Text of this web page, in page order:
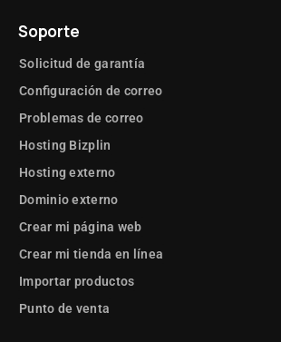
Soporte
Solicitud de garantía
Configuración de correo
Problemas de correo
Hosting Bizplin
Hosting externo
Dominio externo
Crear mi página web
Crear mi tienda en línea
Importar productos
Punto de venta